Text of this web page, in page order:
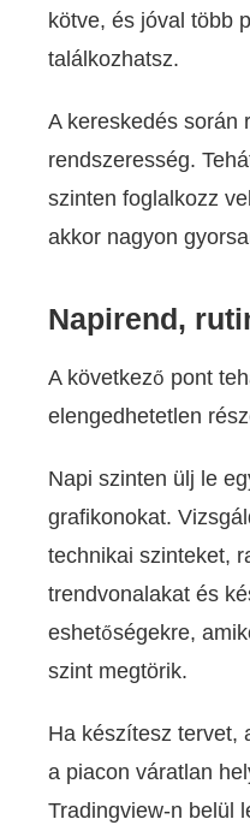
kötve, és jóval több
találkozhatsz.
A kereskedés során
rendszeresség.
szinten foglalkozz
akkor nagyon
Napirend,
A következő pont
elengedhetetlen
Napi szinten ülj le
grafikonokat.
technikai szinteket,
trendvonalakat és
eshetőségekre,
szint megtörik.
Ha készítesz tervet,
a piacon váratlan
Tradingview-n belül